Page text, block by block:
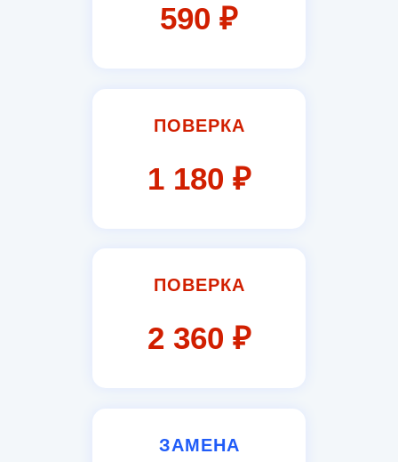
590 ₽
ПОВЕРКА
1 180 ₽
ПОВЕРКА
2 360 ₽
ЗАМЕНА